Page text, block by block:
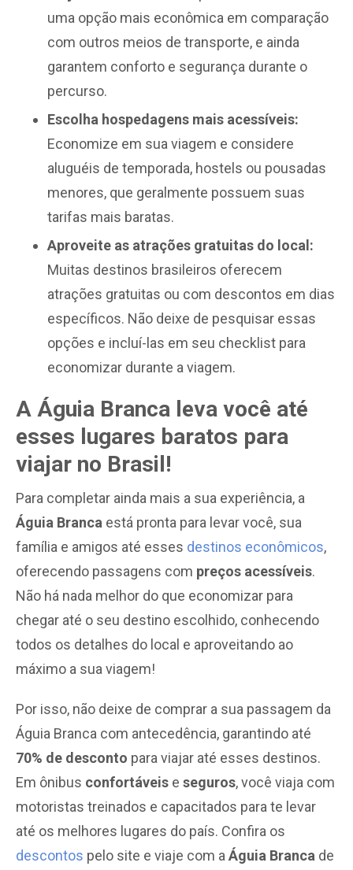
uma opção mais econômica em comparação
com outros meios de transporte, e ainda
garantem conforto e segurança durante o
percurso.
Escolha hospedagens mais acessíveis:
Economize em sua viagem e considere
aluguéis de temporada, hostels ou pousadas
menores, que geralmente possuem suas
tarifas mais baratas.
Aproveite as atrações gratuitas do local:
Muitas destinos brasileiros oferecem
atrações gratuitas ou com descontos em dias
específicos. Não deixe de pesquisar essas
opções e incluí-las em seu checklist para
economizar durante a viagem.
A Águia Branca leva você até
esses lugares baratos para
viajar no Brasil!
Para completar ainda mais a sua experiência, a
Águia Branca está pronta para levar você, sua
família e amigos até esses destinos econômicos,
oferecendo passagens com preços acessíveis.
Não há nada melhor do que economizar para
chegar até o seu destino escolhido, conhecendo
todos os detalhes do local e aproveitando ao
máximo a sua viagem!
Por isso, não deixe de comprar a sua passagem da
Águia Branca com antecedência, garantindo até
70% de desconto para viajar até esses destinos.
Em ônibus confortáveis e seguros, você viaja com
motoristas treinados e capacitados para te levar
até os melhores lugares do país. Confira os
descontos pelo site e viaje com a Águia Branca de